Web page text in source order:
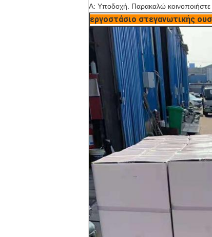
Α: Υποδοχή. Παρακαλώ κοινοποιήστε
εργοστάσιο στεγανωτικής